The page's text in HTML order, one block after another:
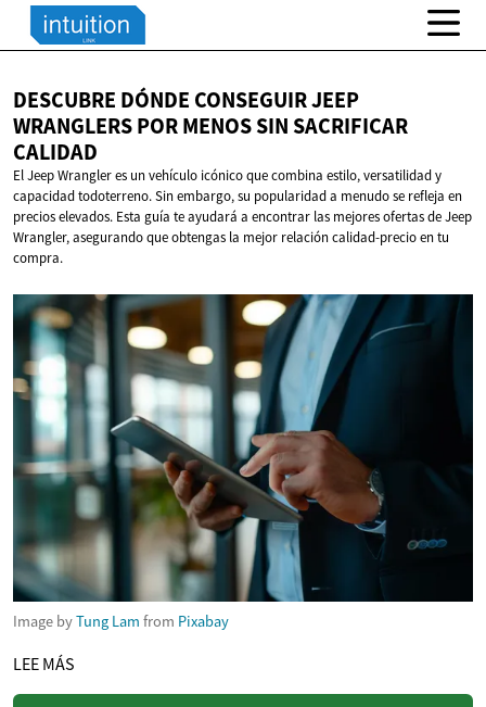
DESCUBRE DÓNDE CONSEGUIR JEEP
WRANGLERS POR MENOS SIN SACRIFICAR
CALIDAD
El Jeep Wrangler es un vehículo icónico que combina estilo, versatilidad y
capacidad todoterreno. Sin embargo, su popularidad a menudo se refleja en
precios elevados. Esta guía te ayudará a encontrar las mejores ofertas de Jeep
Wrangler, asegurando que obtengas la mejor relación calidad-precio en tu
compra.
Image byTung Lam from Pixabay
LEE MÁS